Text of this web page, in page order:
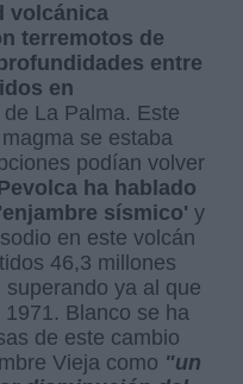
volcánica
terremotos de
entre
en
La Palma. Este
se estaba
podían volver
ha hablado
sísmico' y
en este volcán
46,3 millones
ya al que
Blanco se ha
de este cambio
Vieja como "un